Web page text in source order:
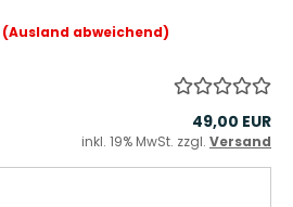
(Ausland abweichend)
49,00 EUR
inkl. 19% MwSt. zzgl. Versand